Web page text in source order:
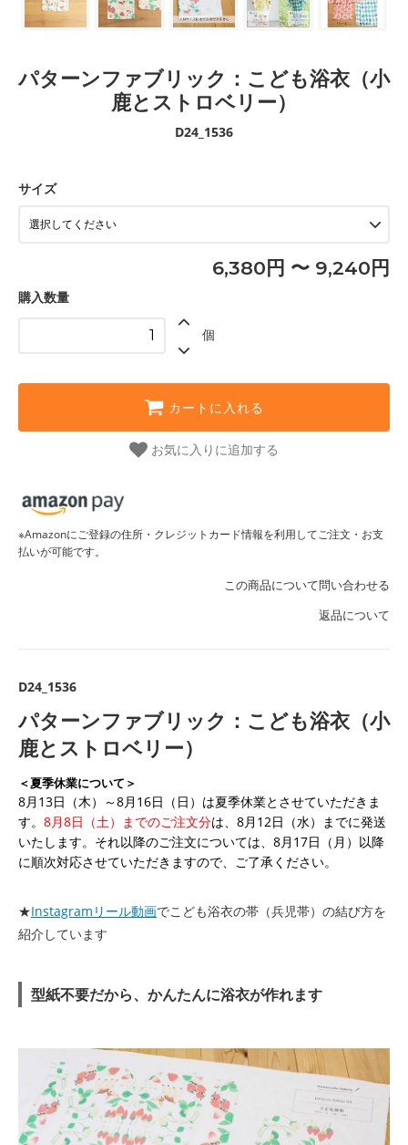
パターンファブリック：こども浴衣（小
鹿とストロベリー）
D24_1536
サイズ
6,380円 〜 9,240円
購入数量
個
カートに入れる
お気に入りに追加する
※Amazonにご登録の住所・クレジットカード情報を利用してご注文・お支
払いが可能です。
この商品について問い合わせる
返品について
D24_1536
パターンファブリック：こども浴衣（小
鹿とストロベリー）
＜夏季休業について＞
8月13日（木）～8月16日（日）は夏季休業とさせていただきま
す。 8月8日（土）までのご注文分は、8月12日（水）までに発送
いたします。それ以降のご注文については、8月17日（月）以降
に順次対応させていただきますので、ご了承ください。
★Instagramリール動画でこども浴衣の帯（兵児帯）の結び方を
紹介しています
型紙不要だから、かんたんに浴衣が作れます